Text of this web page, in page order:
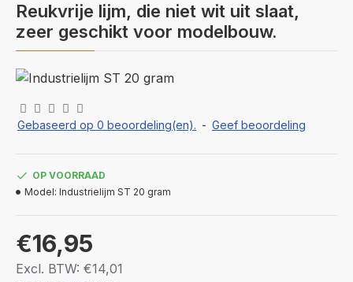
Reukvrije lijm, die niet wit uit slaat,
zeer geschikt voor modelbouw.
Gebaseerd op 0 beoordeling(en). - Geef beoordeling
€16,95
Excl. BTW: €14,01
OP VOORRAAD
Model: Industrielijm ST 20 gram